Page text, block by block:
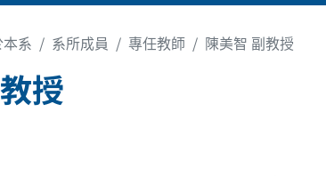
系 系所成員 專任教師 陳美智 副教授
授